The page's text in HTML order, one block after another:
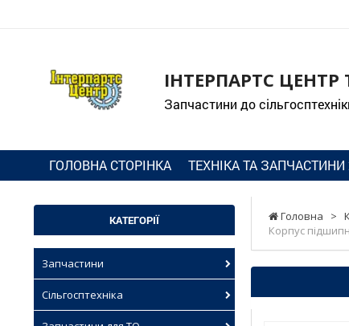
ІНТЕРПАРТС ЦЕНТР
Запчастини до
ГОЛОВНА СТОРІНКА ТЕХНІКА ТА ЗАПЧАСТИНИ
Головна >
Корпус
КАТЕГОРІЇ
Запчастини
Сільгосптехніка